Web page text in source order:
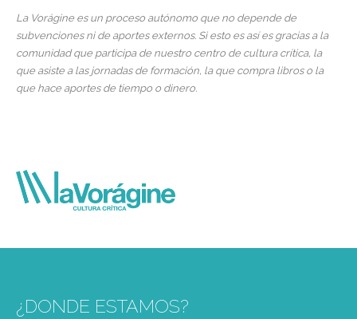
La Vorágine es un proceso autónomo que no depende de
subvenciones ni de aportes externos. Si esto es así es gracias a la
comunidad que participa de nuestro centro de cultura crítica, la
que asiste a las jornadas de formación, la que compra libros o la
que hace aportes de tiempo o dinero.
¿DONDE ESTAMOS?